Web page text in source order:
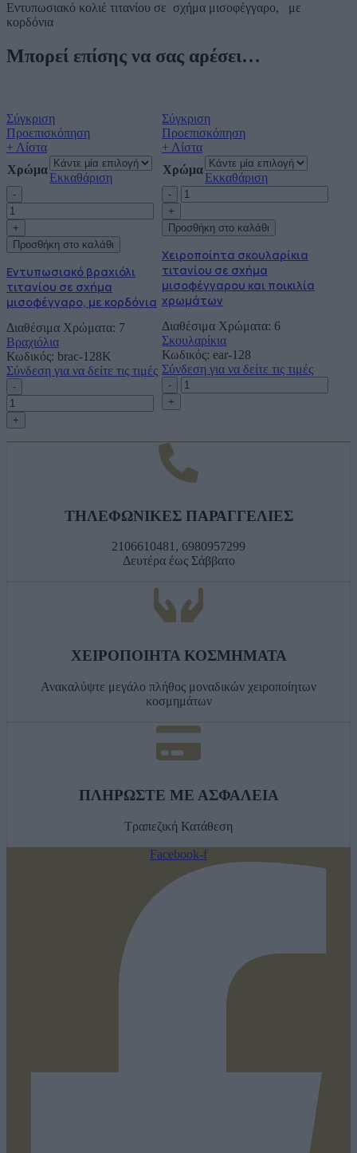
Εντυπωσιακό κολιέ τιτανίου σε σχήμα μισοφέγγαρο, με
κορδόνια
Μπορεί επίσης να σας αρέσει…
Σύγκριση
Προεπισκόπηση
+ Λίστα
Χρώμα
Εκκαθάριση
βραχιόλι
τιτανίου
σε
σχήμα
μισοφέγγαρο,
με
κορδόνια
ποσότητα
Προσθήκη στο καλάθι
Εντυπωσιακό βραχιόλι
τιτανίου σε σχήμα
μισοφέγγαρο, με κορδόνια
Διαθέσιμα Χρώματα: 7
Βραχιόλια
Κωδικός: brac-128K
Σύνδεση για να δείτε τις τιμές
βραχιόλι
τιτανίου
σε
σχήμα
Σύγκριση
Προεπισκόπηση
+ Λίστα
Χρώμα
Εκκαθάριση
Χειροποίητα
σκουλαρίκια
τιτανίου
σε
σχήμα
μισοφέγγαρου
και
ποικιλία
χρωμάτων
ποσότητα
Προσθήκη στο καλάθι
Χειροποίητα σκουλαρίκια
τιτανίου σε σχήμα
μισοφέγγαρου και ποικιλία
χρωμάτων
Διαθέσιμα Χρώματα: 6
Σκουλαρίκια
Κωδικός: ear-128
Σύνδεση για να δείτε τις τιμές
Χειροποίητα
σκουλαρίκια
τιτανίου
σχήμα
και
ποικιλία
ποσότητα
ΤΗΛΕΦΩΝΙΚΕΣ ΠΑΡΑΓΓΕΛΙΕΣ
2106610481, 6980957299
Δευτέρα έως Σάββατο
ΧΕΙΡΟΠΟΙΗΤΑ ΚΟΣΜΗΜΑΤΑ
Ανακαλύψτε μεγάλο πλήθος μοναδικών χειροποίητων
κοσμημάτων
ΠΛΗΡΩΣΤΕ ΜΕ ΑΣΦΑΛΕΙΑ
Τραπεζική Κατάθεση
Facebook-f